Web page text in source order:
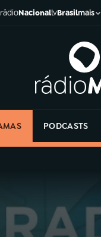
rádioNacionaltvBrasilmais
PODCASTS